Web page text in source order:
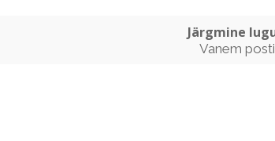
Järgmine
Vanem